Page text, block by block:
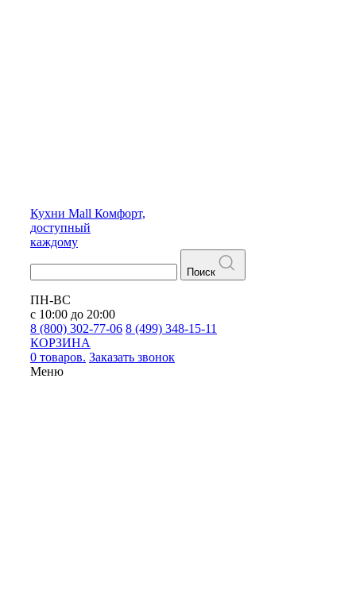
Кухни Mall Комфорт,
доступный
каждому
Поиск
ПН-ВС
с 10:00 до 20:00
8 (800) 302-77-06 8 (499) 348-15-11
КОРЗИНА
0 товаров. Заказать звонок
Меню